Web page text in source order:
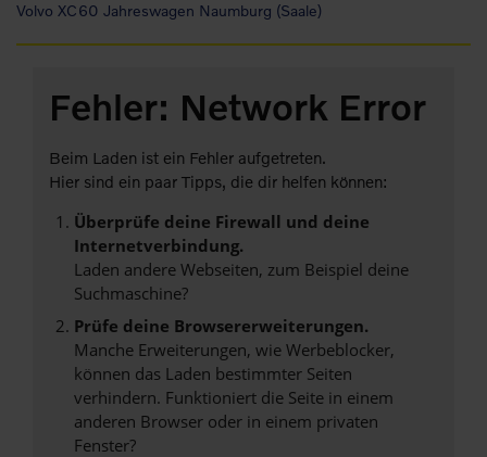
Volvo XC60 Jahreswagen Naumburg (Saale)
Fehler: Network Error
Beim Laden ist ein Fehler aufgetreten.
Hier sind ein paar Tipps, die dir helfen können:
Überprüfe deine Firewall und deine
Internetverbindung.
Laden andere Webseiten, zum Beispiel deine
Suchmaschine?
Prüfe deine Browsererweiterungen.
Manche Erweiterungen, wie Werbeblocker,
können das Laden bestimmter Seiten
verhindern. Funktioniert die Seite in einem
anderen Browser oder in einem privaten
Fenster?